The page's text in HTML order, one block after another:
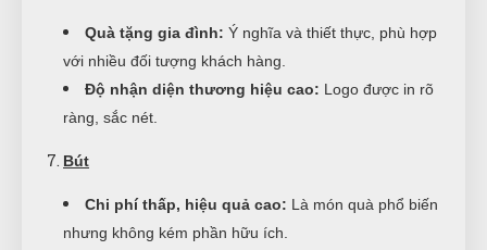
Quà tặng gia đình: Ý nghĩa và thiết thực, phù hợp
với nhiều đối tượng khách hàng.
Độ nhận diện thương hiệu cao: Logo được in rõ
ràng, sắc nét.
Bút
Chi phí thấp, hiệu quả cao: Là món quà phổ biến
nhưng không kém phần hữu ích.